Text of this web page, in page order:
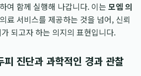
여 함께 실행해 나갑니다. 이는 모엠 의
료 서비스를 제공하는 것을 넘어, 신뢰
되고자 하는 의지의 표현입니다.
진단과 과학적인 경과 관찰